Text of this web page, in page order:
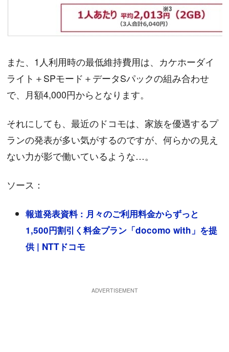
また、1人利用時の最低維持費用は、カケホーダイ
ライト＋SPモード＋データSパックの組み合わせ
で、月額4,000円からとなります。
それにしても、最近のドコモは、家族を優遇するプ
ランの発表が多い気がするのですが、何らかの見え
ない力が影で働いているような…。
ソース：
報道発表資料 : 月々のご利用料金からずっと
1,500円割引く料金プラン「docomo with」を提
供 | NTTドコモ